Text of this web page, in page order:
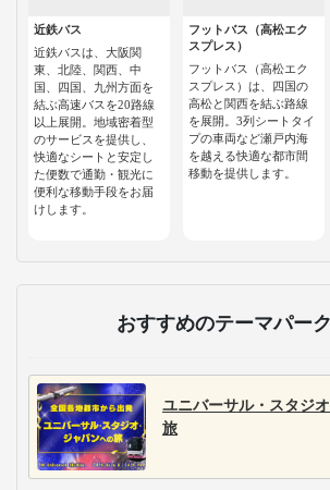
近鉄バス
近鉄バスは、大阪関
東、北陸、関西、中
国、四国、九州方面を
結ぶ高速バスを20路線
以上展開。地域密着型
のサービスを提供し、
快適なシートと安定し
た便数で通勤・観光に
便利な移動手段をお届
けします。
フットバス（高松エク
スプレス）
フットバス（高松エク
スプレス）は、四国の
高松と関西を結ぶ路線
を展開。3列シートタイ
プの車両など瀬戸内海
を越える快適な都市間
移動を提供します。
おすすめのテーマパー
ユニバーサル・スタジ
旅